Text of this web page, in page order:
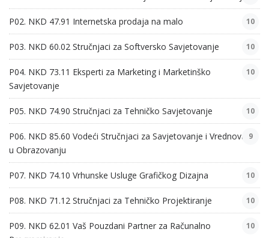
P02. NKD 47.91 Internetska prodaja na malo 10
P03. NKD 60.02 Stručnjaci za Softversko Savjetovanje 10
P04. NKD 73.11 Eksperti za Marketing i Marketinško
Savjetovanje
10
P05. NKD 74.90 Stručnjaci za Tehničko Savjetovanje 10
P06. NKD 85.60 Vodeći Stručnjaci za Savjetovanje i Vrednovanje
u Obrazovanju
9
P07. NKD 74.10 Vrhunske Usluge Grafičkog Dizajna 10
P08. NKD 71.12 Stručnjaci za Tehničko Projektiranje 10
P09. NKD 62.01 Vaš Pouzdani Partner za Računalno
10